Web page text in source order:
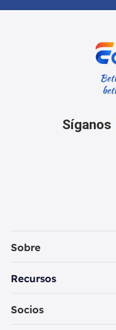
Síganos
Sobre
Empresa
Recursos
Recuperación de
Socios